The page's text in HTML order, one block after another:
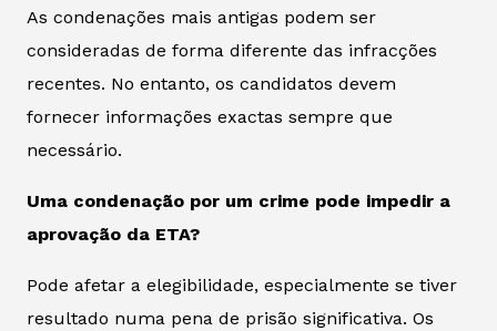
As condenações mais antigas podem ser
consideradas de forma diferente das infracções
recentes. No entanto, os candidatos devem
fornecer informações exactas sempre que
necessário.
Uma condenação por um crime pode impedir a
aprovação da ETA?
Pode afetar a elegibilidade, especialmente se tiver
resultado numa pena de prisão significativa. Os